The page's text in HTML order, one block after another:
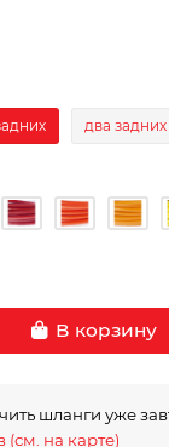
два задних
В корзину
шланги уже
(см. на карте)